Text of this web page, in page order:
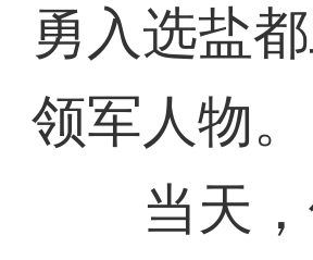
勇入选盐
领军人物。
当天，